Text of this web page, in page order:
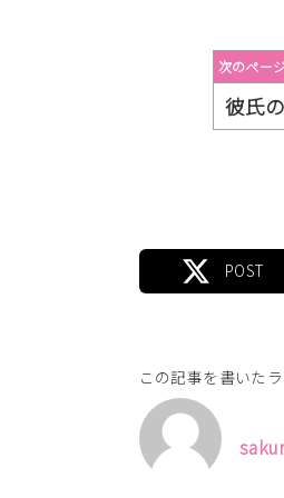
次のペー
彼氏
この記事を書いた